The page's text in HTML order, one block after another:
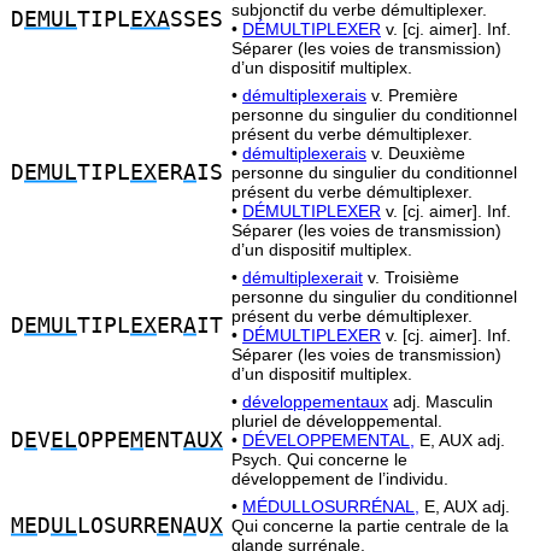
D EMULTIPL EXASSES subjonctif du verbe démultiplexer.
• DÉMULTIPLEXER v. [cj. aimer]. Inf.
Séparer (les voies de transmission)
d’un dispositif multiplex.
D EMULTIPL EXERAIS
• démultiplexerais v. Première
personne du singulier du conditionnel
présent du verbe démultiplexer.
• démultiplexerais v. Deuxième
personne du singulier du conditionnel
présent du verbe démultiplexer.
• DÉMULTIPLEXER v. [cj. aimer]. Inf.
Séparer (les voies de transmission)
d’un dispositif multiplex.
D EMULTIPL EXERAIT
• démultiplexerait v. Troisième
personne du singulier du conditionnel
présent du verbe démultiplexer.
• DÉMULTIPLEXER v. [cj. aimer]. Inf.
Séparer (les voies de transmission)
d’un dispositif multiplex.
D EVELOPPEM ENTAUX
• développementaux adj. Masculin
pluriel de développemental.
• DÉVELOPPEMENTAL,
E, AUX adj.
Psych. Qui concerne le
développement de l’individu.
ME DUL LOSURRE NAUX
• MÉDULLOSURRÉNAL,
E, AUX adj.
Qui concerne la partie centrale de la
glande surrénale.